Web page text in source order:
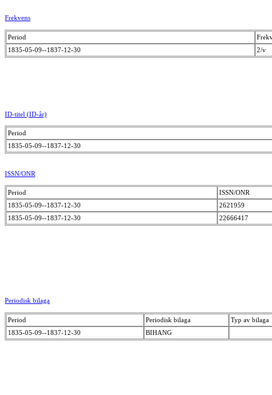
Frekvens
Period
1835-05-09--1837-12-30
2/v
ID-titel (ID-år)
Period
1835-05-09--1837-12-30
ISSN/ONR
Period
ISSN/ONR
1835-05-09--1837-12-30
2621959
1835-05-09--1837-12-30
22666417
Periodisk bilaga
Period Periodisk bilaga
Typ av bilaga
1835-05-09--1837-12-30
BIHANG